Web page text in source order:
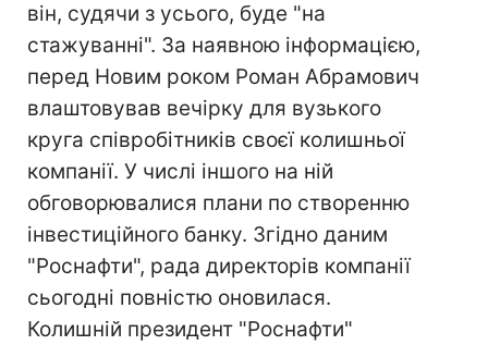
він, судячи з усього, буде "на
стажуванні". За наявною інформацією,
перед Новим роком Роман Абрамович
влаштовував вечірку для вузького
круга співробітників своєї колишньої
компанії. У числі іншого на ній
обговорювалися плани по створенню
інвестиційного банку. Згідно даним
"Роснафти", рада директорів компанії
сьогодні повністю оновилася.
Колишній президент "Роснафти"